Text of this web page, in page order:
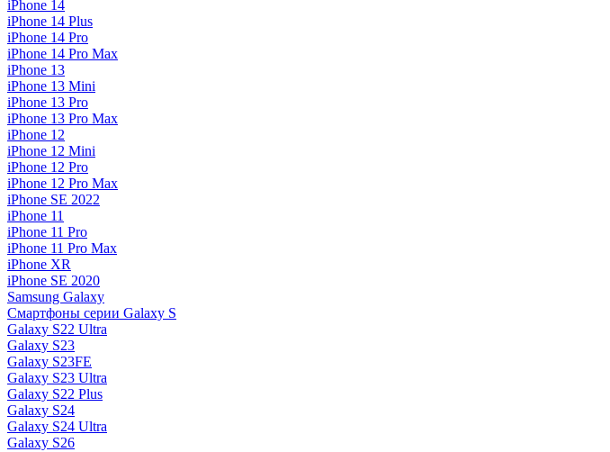
iPhone 14
iPhone 14 Plus
iPhone 14 Pro
iPhone 14 Pro Max
iPhone 13
iPhone 13 Mini
iPhone 13 Pro
iPhone 13 Pro Max
iPhone 12
iPhone 12 Mini
iPhone 12 Pro
iPhone 12 Pro Max
iPhone SE 2022
iPhone 11
iPhone 11 Pro
iPhone 11 Pro Max
iPhone XR
iPhone SE 2020
Samsung Galaxy
Смартфоны серии Galaxy S
Galaxy S22 Ultra
Galaxy S23
Galaxy S23FE
Galaxy S23 Ultra
Galaxy S22 Plus
Galaxy S24
Galaxy S24 Ultra
Galaxy S26